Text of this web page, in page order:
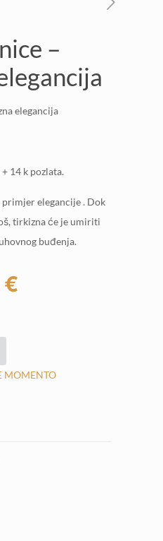
–
elegancija
14 k pozlata.
elegancije . Dok
tirkizna će je umiriti
buđenja.
€
MOMENTO